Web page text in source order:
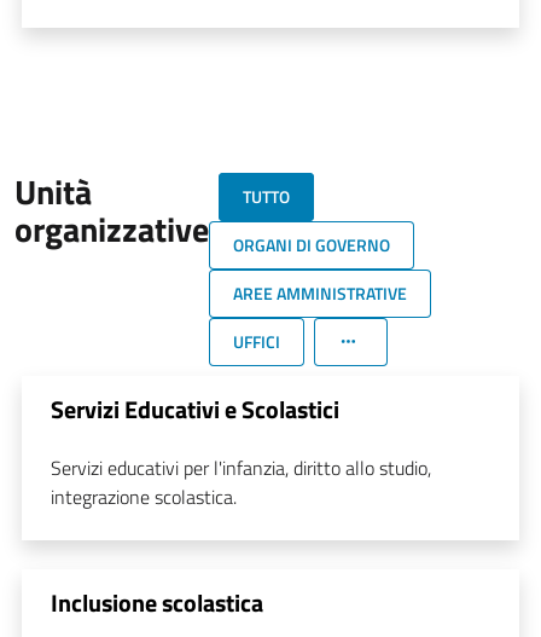
Unità
organizzative
TUTTO
ORGANI DI GOVERNO
AREE AMMINISTRATIVE
UFFICI
Servizi Educativi e Scolastici
Servizi educativi per l'infanzia, diritto allo studio,
integrazione scolastica.
Inclusione scolastica